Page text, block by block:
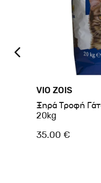
VIO ZOIS
Ξηρά Τροφή
20kg
35.00 €